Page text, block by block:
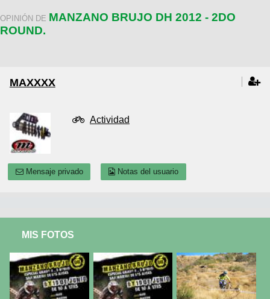
OPINIÓN DE MANZANO BRUJO DH 2012 - 2DO
ROUND.
MAXXXX
Actividad
Mensaje privado Notas del usuario
MIS FOTOS